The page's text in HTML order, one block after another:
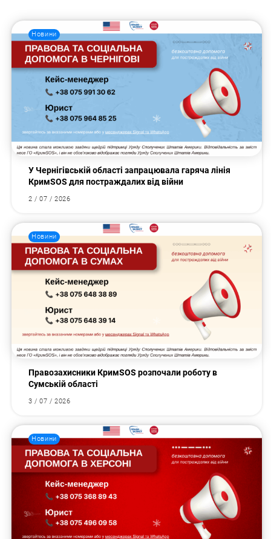
Новини
У Чернігівській області запрацювала гаряча лінія
КримSOS для постраждалих від війни
2 / 07 / 2026
Новини
Правозахисники КримSOS розпочали роботу в
Сумській області
3 / 07 / 2026
Новини